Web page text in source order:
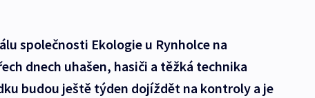
společnosti Ekologie u Rynholce na
dnech uhašen, hasiči a těžká technika
budou ještě týden dojíždět na kontroly a je